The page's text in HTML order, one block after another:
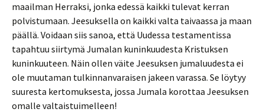
maailman Herraksi, jonka edessä kaikki tulevat kerran
polvistumaan. Jeesuksella on kaikki valta taivaassa ja maan
päällä. Voidaan siis sanoa, että Uudessa testamentissa
tapahtuu siirtymä Jumalan kuninkuudesta Kristuksen
kuninkuuteen. Näin ollen väite Jeesuksen jumaluudesta ei
ole muutaman tulkinnanvaraisen jakeen varassa. Se löytyy
suuresta kertomuksesta, jossa Jumala korottaa Jeesuksen
omalle valtaistuimelleen!